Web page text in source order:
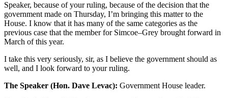
Speaker, because of your ruling, because of the decision that the
government made on Thursday, I’m bringing this matter to the
House. I know that it has many of the same categories as the
previous case that the member for Simcoe–Grey brought forward in
March of this year.
I take this very seriously, sir, as I believe the government should as
well, and I look forward to your ruling.
The Speaker (Hon. Dave Levac): Government House leader.